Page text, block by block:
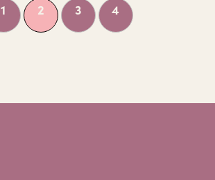
1 2 3 4